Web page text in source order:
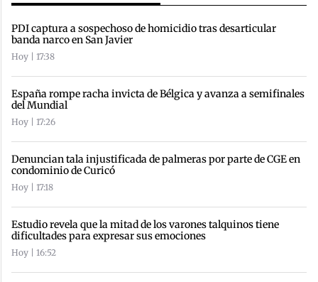
PDI captura a sospechoso de homicidio tras desarticular
banda narco en San Javier
Hoy | 17:38
España rompe racha invicta de Bélgica y avanza a semifinales
del Mundial
Hoy | 17:26
Denuncian tala injustificada de palmeras por parte de CGE en
condominio de Curicó
Hoy | 17:18
Estudio revela que la mitad de los varones talquinos tiene
dificultades para expresar sus emociones
Hoy | 16:52